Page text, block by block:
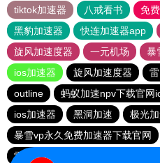
tiktok加速器
八戒看书
免
黑豹加速器
快连加速器app
旋风加速度器
一元机场
暴
ios加速器
旋风加速度器
outline
蚂蚁加速npv下载官网
ios加速器
黑洞加速 极光
暴雪vp永久免费加速器下载官网
雷霆加器速